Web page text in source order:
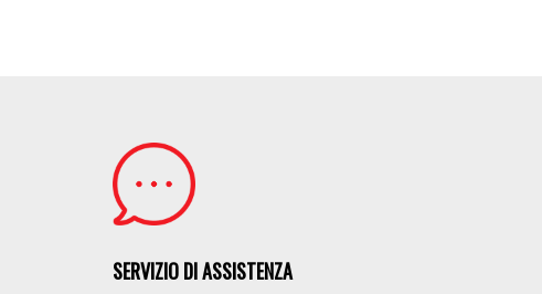
Image
SERVIZIO DI ASSISTENZA